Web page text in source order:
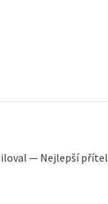
— Nejlepší přítel